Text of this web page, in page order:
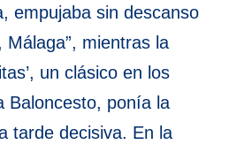
empujaba sin descanso
Málaga”, mientras la
un clásico en los
Baloncesto, ponía la
tarde decisiva. En la